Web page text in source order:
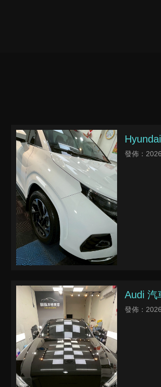
鍍膜蠟
發佈：
Audi 汽
發佈：